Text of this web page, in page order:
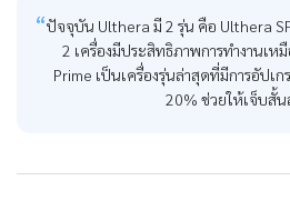
ปัจจุบัน Ulthera มี 2 รุ่น คือ Ulthera
2 เครื่องมีประสิทธิภาพการทำงานเ
Prime เป็นเครื่องรุ่นล่าสุดที่มีการอัปเ
20% ช่วยให้เจ็บสั้น